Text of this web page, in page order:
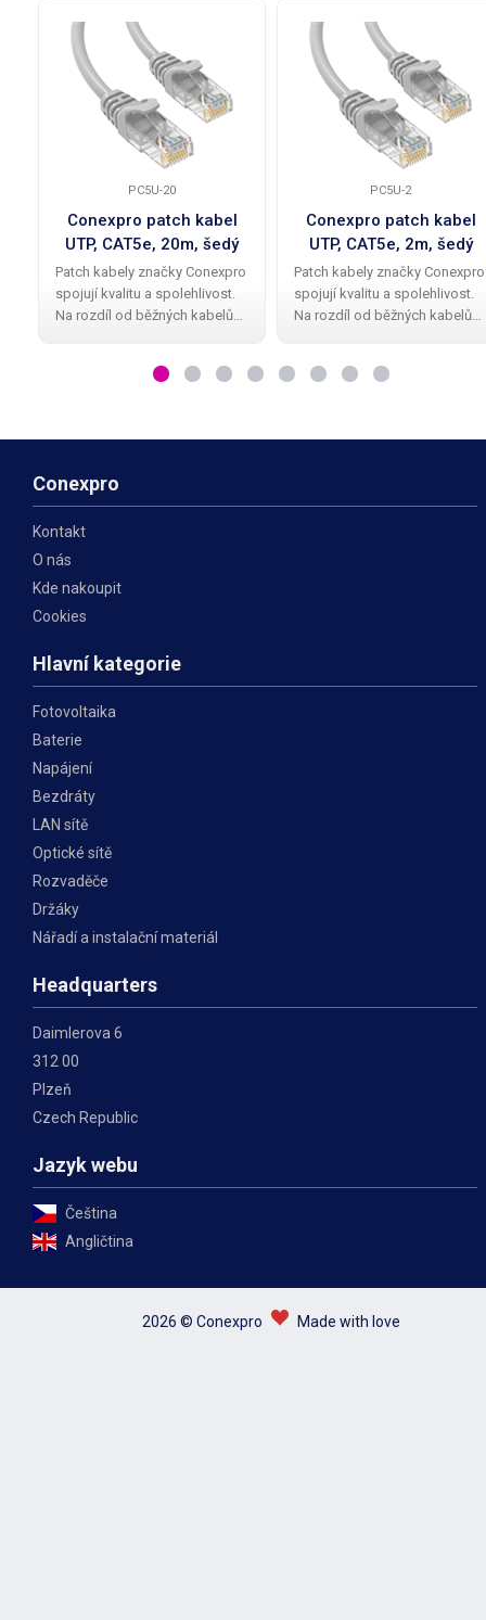
PC5U-20
Conexpro patch kabel
UTP, CAT5e, 20m, šedý
Patch kabely značky Conexpro
spojují kvalitu a spolehlivost.
Na rozdíl od běžných kabelů
ochrannou krytku proti
PC5U-2
Conexpro patch kabel
UTP, CAT5e, 2m, šedý
Patch kabely značky Conexpro
spojují kvalitu a spolehlivost.
Na rozdíl od běžných kabelů
ochrannou krytku proti
Conexpro
Kontakt
O nás
Kde nakoupit
Cookies
Hlavní kategorie
Fotovoltaika
Baterie
Napájení
Bezdráty
LAN sítě
Optické sítě
Rozvaděče
Držáky
Nářadí a instalační materiál
Headquarters
Daimlerova 6
312 00
Plzeň
Czech Republic
Jazyk webu
Čeština
Angličtina
2026 © Conexpro Made with love